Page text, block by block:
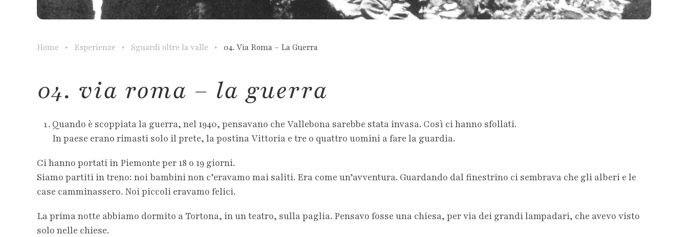
Home Esperienze Sguardi oltre la valle 04. Via Roma – La Guerra
04. via roma – la guerra
Quando è scoppiata la guerra, nel 1940, pensavano che Vallebona sarebbe stata invasa. Così ci hanno sfollati.
In paese erano rimasti solo il prete, la postina Vittoria e tre o quattro uomini a fare la guardia.
Ci hanno portati in Piemonte per 18 o 19 giorni.
Siamo partiti in treno: noi bambini non c’eravamo mai saliti. Era come un’avventura. Guardando dal finestrino ci sembrava che gli alberi e le
case camminassero. Noi piccoli eravamo felici.
La prima notte abbiamo dormito a Tortona, in un teatro, sulla paglia. Pensavo fosse una chiesa, per via dei grandi lampadari, che avevo visto
solo nelle chiese.